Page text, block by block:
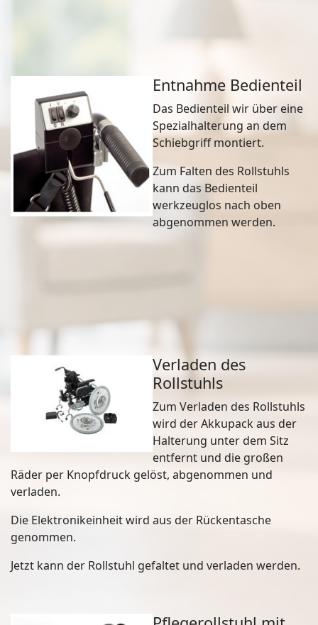
Entnahme Bedienteil
Das Bedienteil wir über eine
Spezialhalterung an dem
Schiebgriff montiert.
Zum Falten des Rollstuhls
kann das Bedienteil
werkzeuglos nach oben
abgenommen werden.
Verladen des
Rollstuhls
Zum Verladen des Rollstuhls
wird der Akkupack aus der
Halterung unter dem Sitz
entfernt und die großen
Räder per Knopfdruck gelöst, abgenommen und
verladen.
Die Elektronikeinheit wird aus der Rückentasche
genommen.
Jetzt kann der Rollstuhl gefaltet und verladen werden.